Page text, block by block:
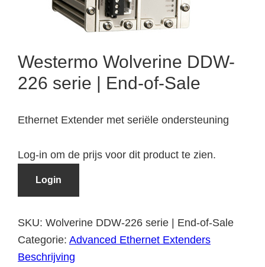
Westermo Wolverine DDW-
226 serie | End-of-Sale
Ethernet Extender met seriële ondersteuning
Log-in om de prijs voor dit product te zien.
Login
SKU: Wolverine DDW-226 serie | End-of-Sale
Categorie: Advanced Ethernet Extenders
Beschrijving